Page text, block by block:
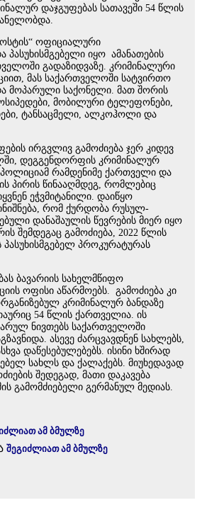
დაჯგუფებას სათავეში 54 წლის
ოფიციალური
პასუხისმგებელი იყო ამანათების
გადაზიდვაზე. კრიმინალური
მას საქართველოში სატვირთო
მოპარული საქონელი. მათ შორის
მობილური ტელეფონები,
ტანსაცმელი, ალკოჰოლი და
ირგვლივ გამოძიება ჯერ კიდევ
დეგგენდორფის კრიმინალურ
რამდენიმე ქართველი და
პირის წინააღმდეგ, რომლებიც
ეჭვმიტანილი. დაიწყო
რომ ქურდობა რუსულ-
დანაშაულის წევრების მიერ იყო
შემდეგაც გამოძიება, 2022 წლის
პასუხისმგებელ პროკურატურას
ბავარიის სახელმწიფო
ოფისი აწარმოებს. გამოძიება კი
კრიმინალურ ბანდაზე
54 წლის ქართველია. ის
ნივთებს საქართველოში
ასევე ძარცვავდნენ სახლებს,
დაწესებულებებს. ისინი ხშირად
სახლს და ქალაქებს. მიუხედავად
შედეგად, მათი დაკავება
გამომძიებელი გერმანულ მედიას.
ამ ბმულზე
შეგიძლიათ ამ ბმულზე